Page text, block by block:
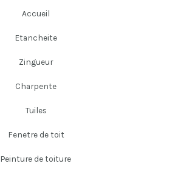
Accueil
Etancheite
Zingueur
Charpente
Tuiles
Fenetre de toit
Peinture de toiture